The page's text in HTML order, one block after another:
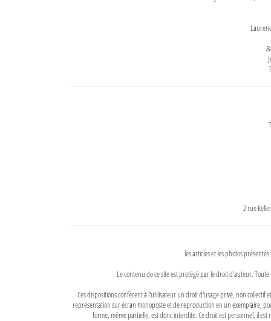
2 rue
les articles et les photos
Le contenu de ce site est protégé par le droit d'auteur.
Ces dispositions confèrent à l'utilisateur un droit d'usage privé, non
représentation sur écran monoposte et de reproduction en un exemplaire,
forme, même partielle, est donc interdite. Ce droit est personnel, il